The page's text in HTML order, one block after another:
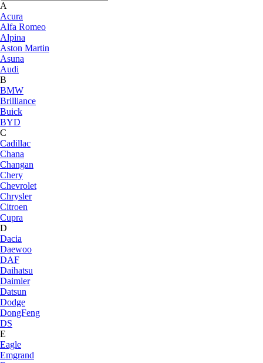
A
Acura
Alfa Romeo
Alpina
Aston Martin
Asuna
Audi
B
BMW
Brilliance
Buick
BYD
C
Cadillac
Chana
Changan
Chery
Chevrolet
Chrysler
Citroen
Cupra
D
Dacia
Daewoo
DAF
Daihatsu
Daimler
Datsun
Dodge
DongFeng
DS
E
Eagle
Emgrand